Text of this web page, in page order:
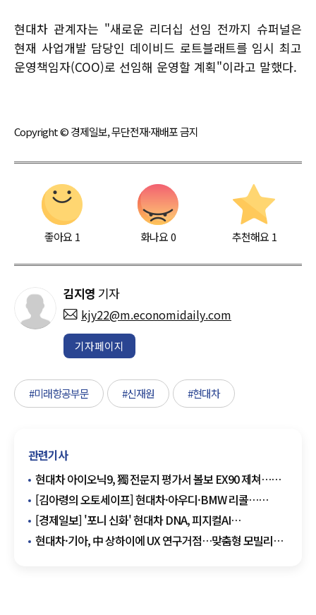
현대차 관계자는 "새로운 리더십 선임 전까지 슈퍼널은
현재 사업개발 담당인 데이비드 로트블래트를 임시 최고
운영책임자(COO)로 선임해 운영할 계획"이라고 말했다.
Copyright © 경제일보, 무단전재·재배포 금지
좋아요 1 화나요0 추천해요 1
김지영 기자
kjy22@m.economidaily.com
기자페이지
#미래항공부문 #신재원 #현대차
관련기사
현대차 아이오닉9, 獨 전문지 평가서 볼보 EX90 제쳐…
차체·파워트레인 우위
[김아령의 오토세이프] 현대차·아우디·BMW 리콜…
전방카메라·안전벨트·배선 결함
[경제일보] '포니 신화' 현대차 DNA, 피지컬AI
기업으로…'로봇 사관학교' 도약
현대차·기아, 中 상하이에 UX 연구거점…맞춤형 모빌리티